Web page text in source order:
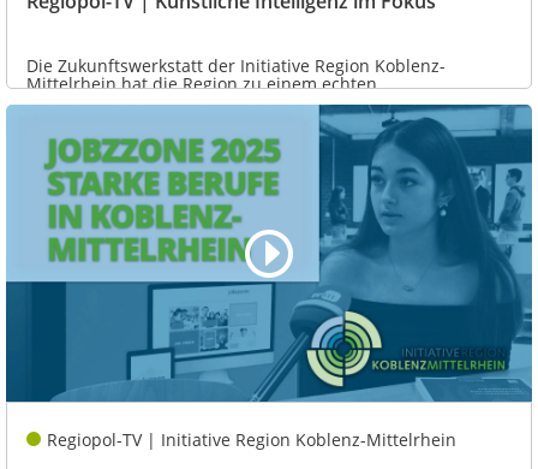
Die Zukunftswerkstatt der Initiative Region Koblenz-
Mittelrhein hat die Region zu einem echten...
Regiopol-TV | Initiative Region Koblenz-Mittelrhein